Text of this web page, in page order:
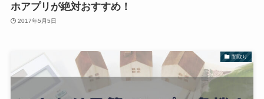
ホアプリが絶対おすすめ！
2017年5月5日
間取り